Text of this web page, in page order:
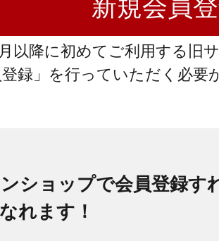
以降に初めてご利用する旧
登録」を行っていただく必要
ショップで会員登録す
れます！